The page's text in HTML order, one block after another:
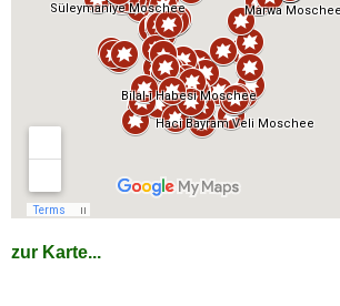
zur Karte...